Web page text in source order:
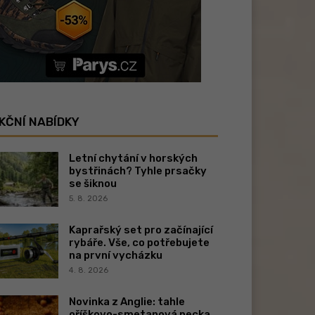
NABÍDKY
Letní chytání v horských
bystřinách? Tyhle prsačky
se šiknou
5. 8. 2026
Kaprařský set pro začínající
rybáře. Vše, co potřebujete
na první vycházku
4. 8. 2026
Novinka z Anglie: tahle